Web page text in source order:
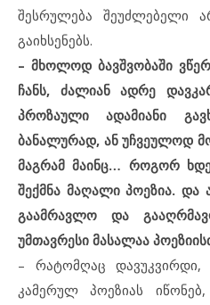
შესრულება შეუძლებელი
გაიხსენებს.
– მხოლოდ ბავშვობაში
ჩანს, ძალიან ადრე
პროზაული ადამიანი
ბანალურად, ან უჩვეულოდ
მაგრამ მაინც… როგორ
შექმნა მაღალი პოეზია.
გაამრავლო და
უმთავრესი მასალაა
– რატომღაც
კამერულ პოეზიას